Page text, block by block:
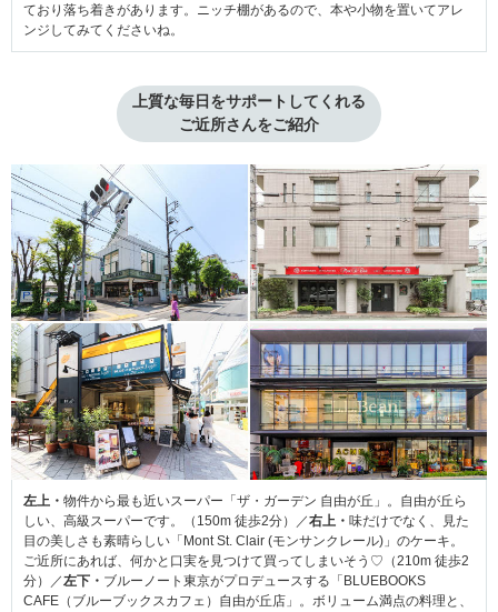
ており落ち着きがあります。ニッチ棚があるので、本や小物を置いてアレ
ンジしてみてくださいね。
上質な毎日をサポートしてくれる
ご近所さんをご紹介
左上・ 物件から最も近いスーパー「ザ・ガーデン 自由が丘」。自由が丘ら
しい、高級スーパーです。（150m 徒歩2分）／右上・ 味だけでなく、見た
目の美しさも素晴らしい「Mont St. Clair (モンサンクレール)」のケーキ。
ご近所にあれば、何かと口実を見つけて買ってしまいそう♡（210m 徒歩2
分）／左下・ ブルーノート東京がプロデュースする「BLUEBOOKS
CAFE（ブルーブックスカフェ）自由が丘店」。ボリューム満点の料理と、